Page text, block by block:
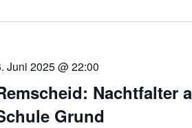
Nachtfalter
Grund
Juni 2025 @ 22:00